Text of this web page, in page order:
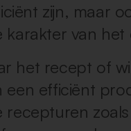
zijn, maar
karakter van
het recept of
een efficiënt
recepturen